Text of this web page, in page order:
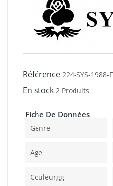
Référence 224-SYS-1988-F
En stock 2 Produits
Fiche De Données
Genre
Age
Couleurgg